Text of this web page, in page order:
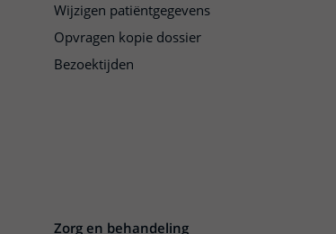
Wijzigen patiëntgegevens
Opvragen kopie dossier
Bezoektijden
Zorg en behandeling